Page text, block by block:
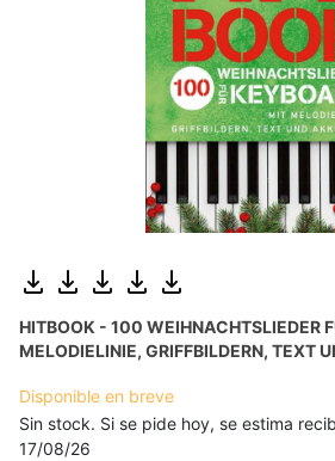
HITBOOK - 100 WEIHNACHTSLIEDER
MELODIELINIE, GRIFFBILDERN, TEXT
Disponible en breve
Sin stock. Si se pide hoy, se estima
17/08/26